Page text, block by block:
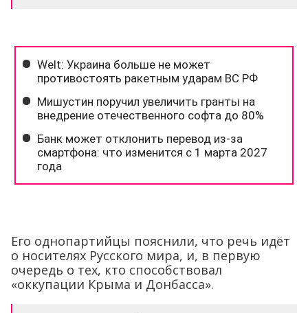
Его однопартийцы пояснили, что речь идёт
о носителях Русского мира, и, в первую
очередь о тех, кто способствовал
«оккупации Крыма и Донбасса».